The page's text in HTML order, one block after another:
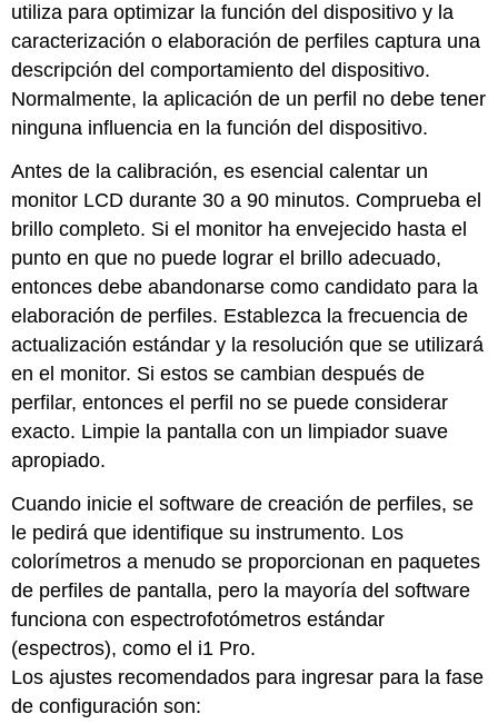
utiliza para optimizar la función del dispositivo y la
caracterización o elaboración de perfiles captura una
descripción del comportamiento del dispositivo.
Normalmente, la aplicación de un perfil no debe tener
ninguna influencia en la función del dispositivo.
Antes de la calibración, es esencial calentar un
monitor LCD durante 30 a 90 minutos. Comprueba el
brillo completo. Si el monitor ha envejecido hasta el
punto en que no puede lograr el brillo adecuado,
entonces debe abandonarse como candidato para la
elaboración de perfiles. Establezca la frecuencia de
actualización estándar y la resolución que se utilizará
en el monitor. Si estos se cambian después de
perfilar, entonces el perfil no se puede considerar
exacto. Limpie la pantalla con un limpiador suave
apropiado.
Cuando inicie el software de creación de perfiles, se
le pedirá que identifique su instrumento. Los
colorímetros a menudo se proporcionan en paquetes
de perfiles de pantalla, pero la mayoría del software
funciona con espectrofotómetros estándar
(espectros), como el i1 Pro.
Los ajustes recomendados para ingresar para la fase
de configuración son: